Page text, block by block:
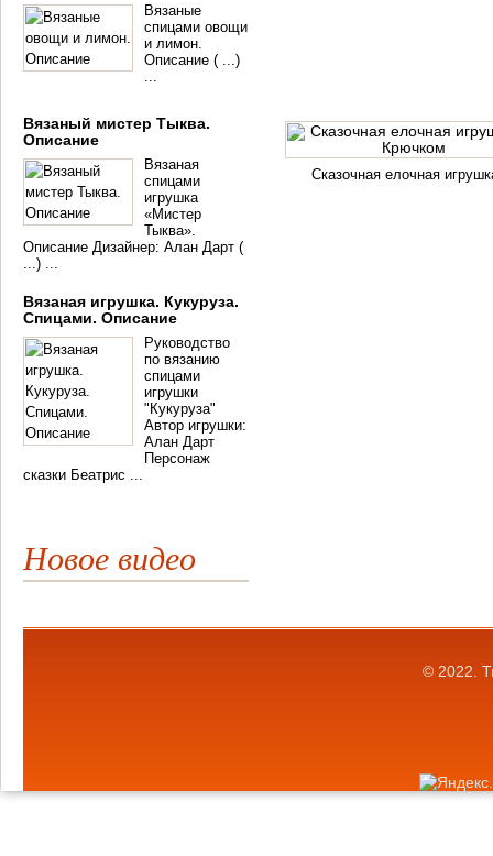
Сказочная елочная
Вязаные
спицами овощи
и лимон.
Описание ( ...)
Вязаный мистер Тыква.
Описание
Вязаная
спицами
игрушка
«Мистер
Тыква».
Описание Дизайнер: Алан Дарт (
...) ...
Вязаная игрушка. Кукуруза.
Спицами. Описание
Руководство
по вязанию
спицами
игрушки
"Кукуруза"
Автор игрушки:
Алан Дарт
Персонаж
сказки Беатрис ...
Новое видео
© 2022.